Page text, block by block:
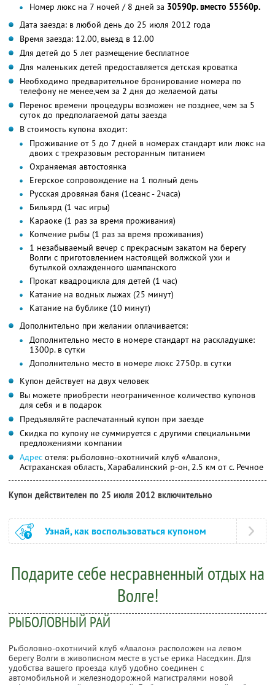
Номер люкс на 7 ночей / 8 дней за 30590р. вместо 55560р.
Дата заезда: в любой день до 25 июля 2012 года
Время заезда: 12.00, выезд в 12.00
Для детей до 5 лет размещение бесплатное
Для маленьких детей предоставляется детская кроватка
Необходимо предварительное бронирование номера по
телефону не менее,чем за 2 дня до желаемой даты
Перенос времени процедуры возможен не позднее, чем за 5
суток до предполагаемой даты заезда
В стоимость купона входит:
Проживание от 5 до 7 дней в номерах стандарт или люкс на
двоих с трехразовым ресторанным питанием
Охраняемая автостоянка
Егерское сопровождение на 1 полный день
Русская дровяная баня (1сеанс - 2часа)
Бильярд (1 час игры)
Караоке (1 раз за время проживания)
Копчение рыбы (1 раз за время проживания)
1 незабываемый вечер с прекрасным закатом на берегу
Волги с приготовлением настоящей волжской ухи и
бутылкой охлажденного шампанского
Прокат квадроцикла для детей (1 час)
Катание на водных лыжах (25 минут)
Катание на бублике (10 минут)
Дополнительно при желании оплачивается:
Дополнительно место в номере стандарт на раскладушке:
1300р. в сутки
Дополнительно место в номере люкс 2750р. в сутки
Купон действует на двух человек
Вы можете приобрести неограниченное количество купонов
для себя и в подарок
Предъявляйте распечатанный купон при заезде
Скидка по купону не суммируется с другими специальными
предложениями компании
Адрес отеля: рыболовно-охотничий клуб «Авалон»,
Астраханская область, Харабалинский р-он, 2.5 км от с. Речное
Купон действителен по 25 июля 2012 включительно
Узнай, как воспользоваться купоном
Подарите себе несравненный отдых на
Волге!
РЫБОЛОВНЫЙ РАЙ
Рыболовно-охотничий клуб «Авалон» расположен на левом
берегу Волги в живописном месте в устье ерика Наседкин. Для
удобства вашего проезда клуб удобно соединен с
автомобильной и железнодорожной магистралями новой